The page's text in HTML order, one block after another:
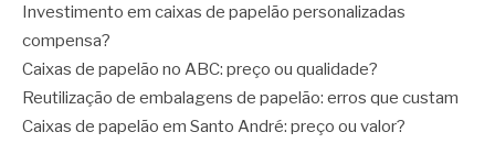
Investimento em caixas de papelão personalizadas
compensa?
Caixas de papelão no ABC: preço ou qualidade?
Reutilização de embalagens de papelão: erros que custam
Caixas de papelão em Santo André: preço ou valor?